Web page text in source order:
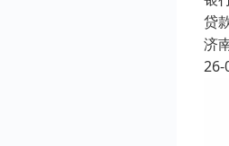
贷
济
26-